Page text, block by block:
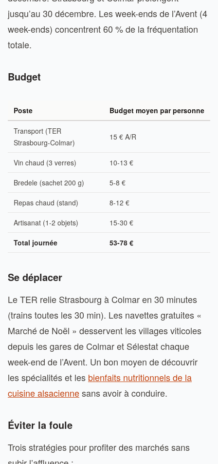
jusqu’au 30 décembre. Les week-ends de l’Avent (4
week-ends) concentrent 60 % de la fréquentation
totale.
Budget
Poste Budget moyen par personne
Transport (TER
Strasbourg-Colmar)
15 € A/R
Vin chaud (3 verres) 10-13 €
Bredele (sachet 200 g) 5-8 €
Repas chaud (stand) 8-12 €
Artisanat (1-2 objets) 15-30 €
Total journée 53-78 €
Se déplacer
Le TER relie Strasbourg à Colmar en 30 minutes
(trains toutes les 30 min). Les navettes gratuites «
Marché de Noël » desservent les villages viticoles
depuis les gares de Colmar et Sélestat chaque
week-end de l’Avent. Un bon moyen de découvrir
les spécialités et les bienfaits nutritionnels de la
cuisine alsaciennesans avoir à conduire.
Éviter la foule
Trois stratégies pour profiter des marchés sans